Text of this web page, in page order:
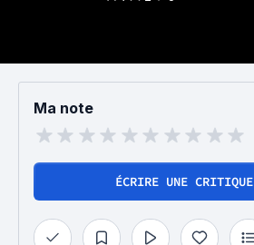
Ma note
ÉCRIRE UNE CRITIQUE